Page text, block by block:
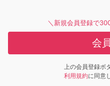
＼新規会員登録で
会
上の会員登録ボ
利用規約に同意